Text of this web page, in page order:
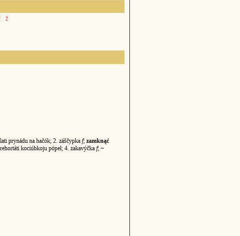
Ż
prynádu na hačók; 2. záščypka f; zamknąć
kociúbkoju pópeł; 4. zakavýčka f; ~